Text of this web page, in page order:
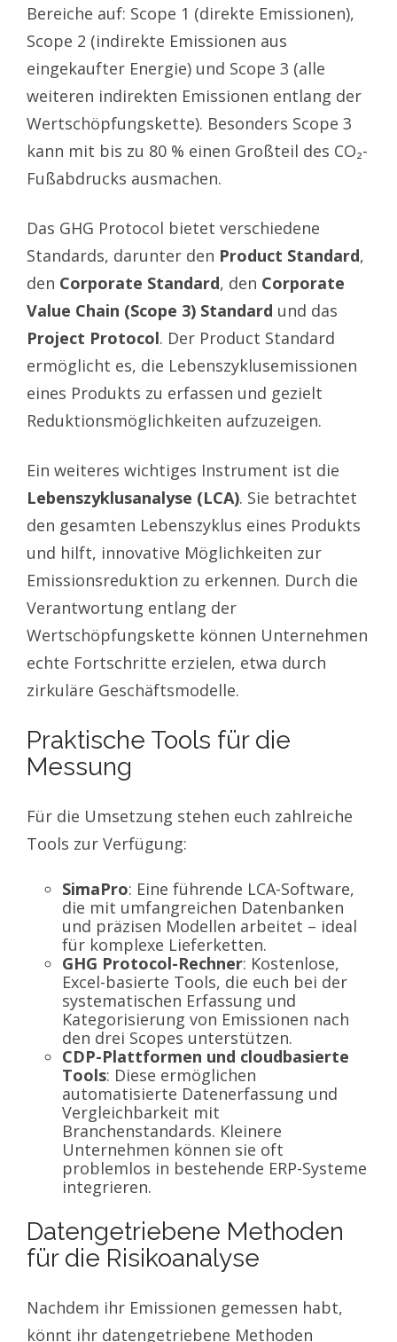
Bereiche auf: Scope 1 (direkte Emissionen),
Scope 2 (indirekte Emissionen aus
eingekaufter Energie) und Scope 3 (alle
weiteren indirekten Emissionen entlang der
Wertschöpfungskette). Besonders Scope 3
kann mit bis zu 80 % einen Großteil des CO₂-
Fußabdrucks ausmachen.
Das GHG Protocol bietet verschiedene
Standards, darunter den Product Standard,
den Corporate Standard, den Corporate
Value Chain (Scope 3) Standard und das
Project Protocol. Der Product Standard
ermöglicht es, die Lebenszyklusemissionen
eines Produkts zu erfassen und gezielt
Reduktionsmöglichkeiten aufzuzeigen.
Ein weiteres wichtiges Instrument ist die
Lebenszyklusanalyse (LCA). Sie betrachtet
den gesamten Lebenszyklus eines Produkts
und hilft, innovative Möglichkeiten zur
Emissionsreduktion zu erkennen. Durch die
Verantwortung entlang der
Wertschöpfungskette können Unternehmen
echte Fortschritte erzielen, etwa durch
zirkuläre Geschäftsmodelle.
Praktische Tools für die
Messung
Für die Umsetzung stehen euch zahlreiche
Tools zur Verfügung:
SimaPro: Eine führende LCA-Software,
die mit umfangreichen Datenbanken
und präzisen Modellen arbeitet – ideal
für komplexe Lieferketten.
GHG Protocol-Rechner: Kostenlose,
Excel-basierte Tools, die euch bei der
systematischen Erfassung und
Kategorisierung von Emissionen nach
den drei Scopes unterstützen.
CDP-Plattformen und cloudbasierte
Tools: Diese ermöglichen
automatisierte Datenerfassung und
Vergleichbarkeit mit
Branchenstandards. Kleinere
Unternehmen können sie oft
problemlos in bestehende ERP-Systeme
integrieren.
Datengetriebene Methoden
für die Risikoanalyse
Nachdem ihr Emissionen gemessen habt,
könnt ihr datengetriebene Methoden